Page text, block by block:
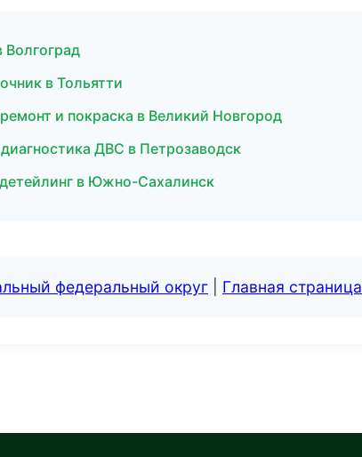
в Тольятти
и покраска в Великий Новгород
ДВС в Петрозаводск
в Южно-Сахалинск
федеральный округ Главная страница